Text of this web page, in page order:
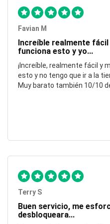
Favian M
Increíble realmente
funciona esto y yo...
¡Increíble, realmente fácil y
esto y no tengo que ir a la
Muy barato también 10/10
Terry S
Buen servicio, me
desbloqueara...